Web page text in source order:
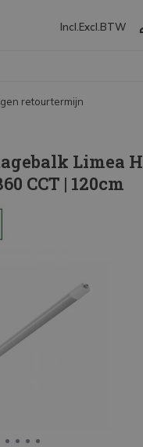
Incl. Excl. BTW
jaar garantie
Limea
CCT | 120cm